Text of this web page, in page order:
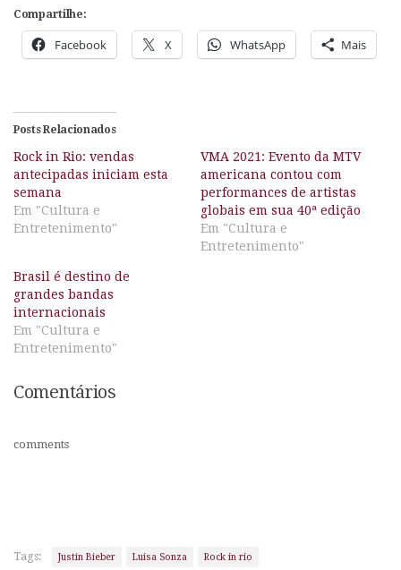
Compartilhe:
Facebook X WhatsApp Mais
Posts Relacionados
Rock in Rio: vendas
antecipadas iniciam esta
semana
Em "Cultura e
Entretenimento"
VMA 2021: Evento da MTV
americana contou com
performances de artistas
globais em sua 40ª edição
Em "Cultura e
Entretenimento"
Brasil é destino de
grandes bandas
internacionais
Em "Cultura e
Entretenimento"
Comentários
comments
Tags: Justin Bieber Luisa Sonza Rock in rio